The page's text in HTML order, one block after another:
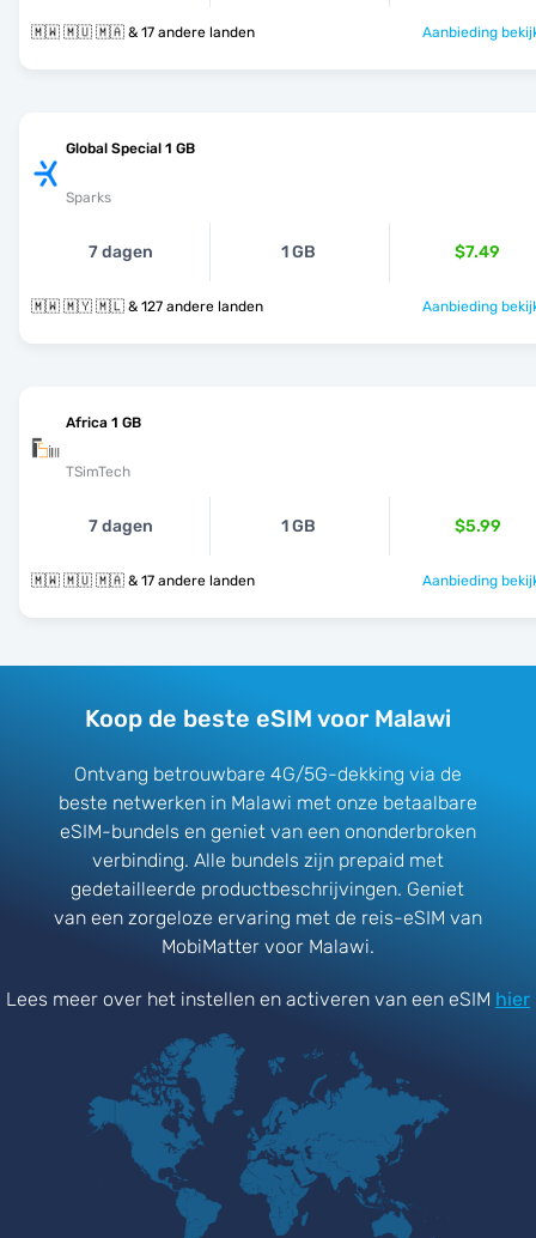
🇲🇼 🇲🇺 🇲🇦 & 17 andere landen Aanbieding
Global Special 1 GB
Sparks
7 dagen 1 GB $7.49
🇲🇼 🇲🇾 🇲🇱 & 127 andere landen Aanbieding
Africa 1 GB
TSimTech
7 dagen 1 GB $5.99
🇲🇼 🇲🇺 🇲🇦 & 17 andere landen Aanbieding
Koop de beste eSIM voor Malawi
Ontvang betrouwbare 4G/5G-dekking via de
beste netwerken in Malawi met onze betaalbare
eSIM-bundels en geniet van een ononderbroken
verbinding. Alle bundels zijn prepaid met
gedetailleerde productbeschrijvingen. Geniet
van een zorgeloze ervaring met de reis-eSIM van
MobiMatter voor Malawi.
Lees meer over het instellen en activeren van een eSIM hier